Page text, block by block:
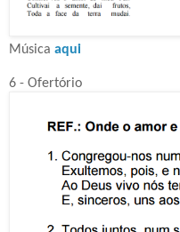
Música aqui
6 - Ofertório